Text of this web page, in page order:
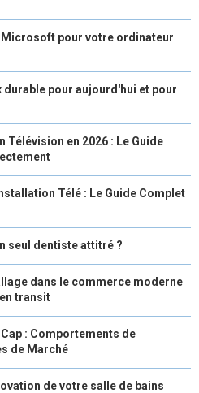
pour votre ordinateur
durable pour aujourd'hui et pour
en 2026 : Le Guide
Télé : Le Guide Complet
seul dentiste attitré ?
dans le commerce moderne
transit
: Comportements de
de Marché
de votre salle de bains